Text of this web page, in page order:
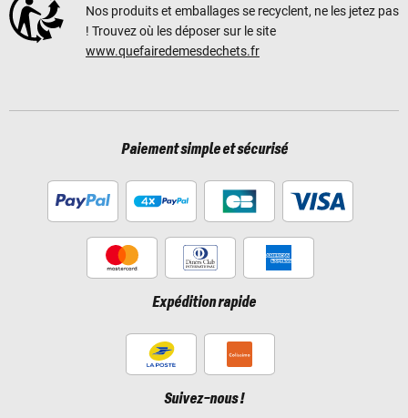
Nos produits et emballages se recyclent, ne les jetez pas
! Trouvez où les déposer sur le site
www.quefairedemesdechets.fr
Paiement simple et sécurisé
Expédition rapide
Suivez-nous !